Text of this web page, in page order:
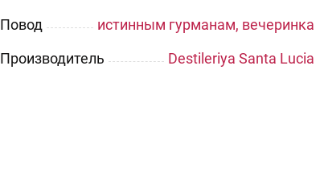
Повод
истинным гурманам, вечеринка
Производитель
Destileriya Santa Lucia